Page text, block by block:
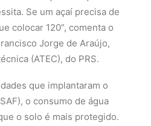
Se um açaí precisa de
colocar 120”, comenta o
Jorge de Araújo,
(ATEC), do PRS.
que implantaram o
o consumo de água
o solo é mais protegido.